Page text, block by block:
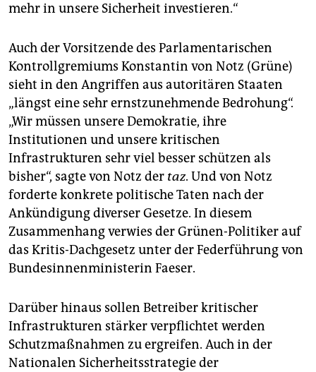
mehr in unsere Sicherheit investieren.“
Auch der Vorsitzende des Parlamentarischen
Kontrollgremiums Konstantin von Notz (Grüne)
sieht in den Angriffen aus autoritären Staaten
„längst eine sehr ernstzunehmende Bedrohung“.
„Wir müssen unsere Demokratie, ihre
Institutionen und unsere kritischen
Infrastrukturen sehr viel besser schützen als
bisher“, sagte von Notz der taz. Und von Notz
forderte konkrete politische Taten nach der
Ankündigung diverser Gesetze. In diesem
Zusammenhang verwies der Grünen-Politiker auf
das Kritis-Dachgesetz unter der Federführung von
Bundesinnenministerin Faeser.
Darüber hinaus sollen Betreiber kritischer
Infrastrukturen stärker verpflichtet werden
Schutzmaßnahmen zu ergreifen. Auch in der
Nationalen Sicherheitsstrategie der